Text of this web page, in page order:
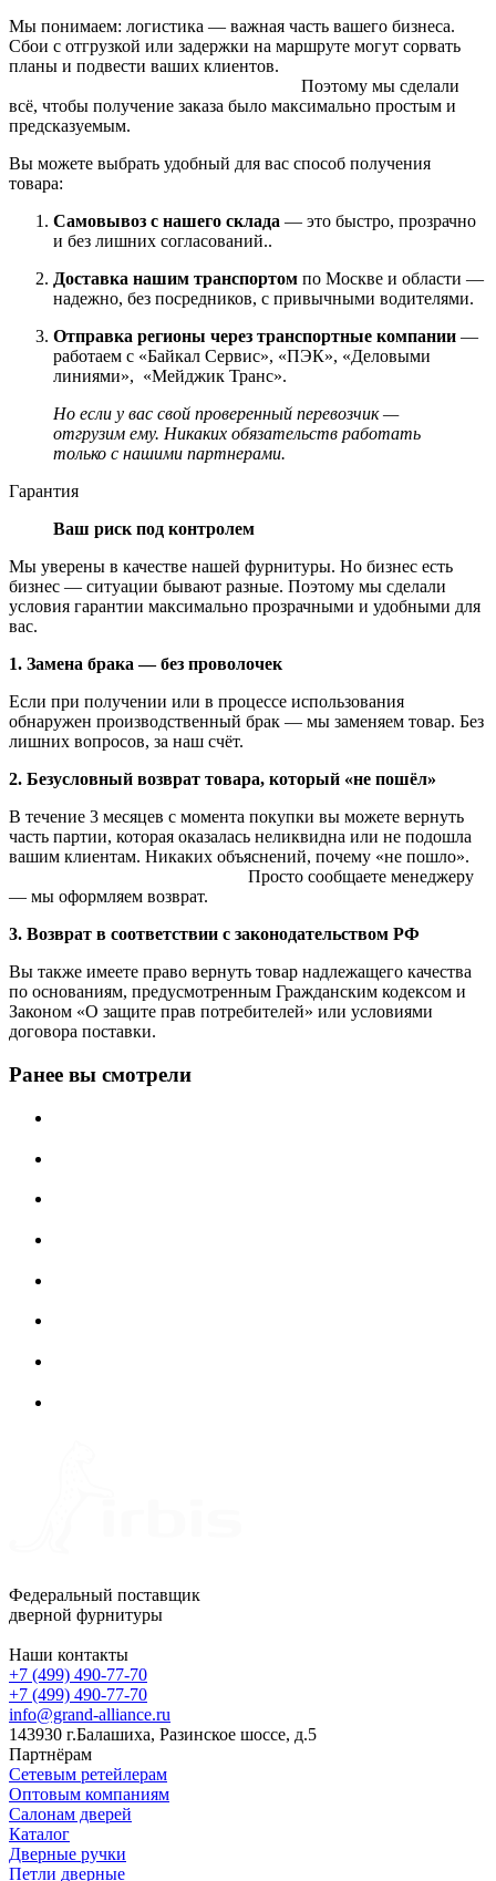
Мы понимаем: логистика — важная часть вашего бизнеса.
Сбои с отгрузкой или задержки на маршруте могут сорвать
планы и подвести ваших клиентов.
Поэтому мы сделали
всё, чтобы получение заказа было максимально простым и
предсказуемым.
Вы можете выбрать удобный для вас способ получения
товара:
Самовывоз с нашего склада — это быстро, прозрачно
и без лишних согласований..
Доставка нашим транспортом по Москве и области —
надежно, без посредников, с привычными водителями.
Отправка регионы через транспортные компании —
работаем с «Байкал Сервис», «ПЭК», «Деловыми
линиями», «Мейджик Транс».
Но если у вас свой проверенный перевозчик —
отгрузим ему. Никаких обязательств работать
только с нашими партнерами.
Гарантия
Ваш риск под контролем
Мы уверены в качестве нашей фурнитуры. Но бизнес есть
бизнес — ситуации бывают разные. Поэтому мы сделали
условия гарантии максимально прозрачными и удобными для
вас.
1. Замена брака — без проволочек
Если при получении или в процессе использования
обнаружен производственный брак — мы заменяем товар. Без
лишних вопросов, за наш счёт.
2. Безусловный возврат товара, который «не пошёл»
В течение 3 месяцев с момента покупки вы можете вернуть
часть партии, которая оказалась неликвидна или не подошла
вашим клиентам. Никаких объяснений, почему «не пошло».
Просто сообщаете менеджеру
— мы оформляем возврат.
3. Возврат в соответствии с законодательством РФ
Вы также имеете право вернуть товар надлежащего качества
по основаниям, предусмотренным Гражданским кодексом и
Законом «О защите прав потребителей» или условиями
договора поставки.
Ранее вы смотрели
Федеральный поставщик
дверной фурнитуры
Наши контакты
+7 (499) 490-77-70
+7 (499) 490-77-70
info@grand-alliance.ru
143930 г.Балашиха, Разинское шоссе, д.5
Партнёрам
Сетевым ретейлерам
Оптовым компаниям
Салонам дверей
Каталог
Дверные ручки
Петли дверные